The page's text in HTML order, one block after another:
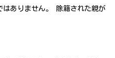
はありません。 除籍された親が